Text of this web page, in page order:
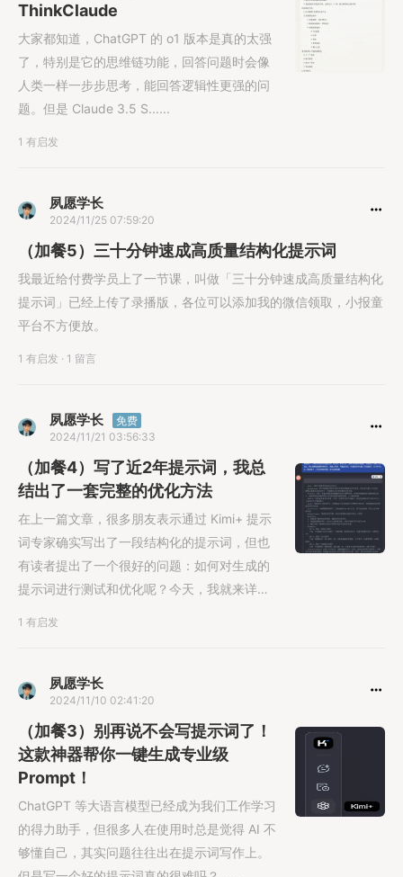
ThinkClaude
大家都知道，ChatGPT 的 o1 版本是真的太强
了，特别是它的思维链功能，回答问题时会像
人类一样一步步思考，能回答逻辑性更强的问
题。但是 Claude 3.5 S......
1 有启发
夙愿学长
2024/11/25 07:59:20
（加餐5）三十分钟速成高质量结构化提示词
我最近给付费学员上了一节课，叫做「三十分钟速成高质量结构化
提示词」已经上传了录播版，各位可以添加我的微信领取，小报童
平台不方便放。
1 有启发 · 1 留言
夙愿学长
免费
2024/11/21 03:56:33
（加餐4）写了近2年提示词，我总
结出了一套完整的优化方法
在上一篇文章，很多朋友表示通过 Kimi+ 提示
词专家确实写出了一段结构化的提示词，但也
有读者提出了一个很好的问题：如何对生成的
提示词进行测试和优化呢？今天，我就来详细
过 Kimi+ 提示词专家，我们得到了一个初始版
本：这个提示词乍看没什么问题，但实际测试
使用的话，问题不小，下面
1 有启发
夙愿学长
2024/11/10 02:41:20
（加餐3）别再说不会写提示词了！
这款神器帮你一键生成专业级
Prompt！
ChatGPT 等大语言模型已经成为我们工作学习
的得力助手，但很多人在使用时总是觉得 AI 不
够懂自己，其实问题往往出在提示词写作上。